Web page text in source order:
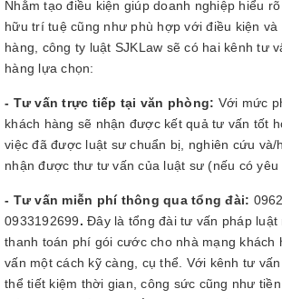
Nhằm tạo điều kiện giúp doanh nghiệp hiểu
hữu trí tuệ cũng như phù hợp với điều kiện và
hàng, công ty luật SJKLaw sẽ có hai kênh tư
hàng lựa chọn:
- Tư vấn trực tiếp tại văn phòng: Với mức
khách hàng sẽ nhận được kết quả tư vấn tốt
việc đã được luật sư chuẩn bị, nghiên cứu và/
nhận được thư tư vấn của luật sư (nếu có yêu
- Tư vấn miễn phí thông qua tổng đài:
0933192699. Đây là tổng đài tư vấn pháp luật
thanh toán phí gói cước cho nhà mạng khách
vấn một cách kỹ càng, cụ thể. Với kênh tư
thể tiết kiệm thời gian, công sức cũng như